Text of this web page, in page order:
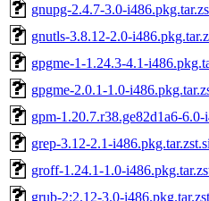
gnupg-2.4.7-3.0-
gnutls-3.8.12-2.0-
gpgme-1-1.24.3-4.1-
gpgme-2.0.1-1.0-
gpm-1.20.7.r38.ge82d1a6-6.0-
grep-3.12-2.1-
groff-1.24.1-1.0-
grub-2:2.12-3.0-